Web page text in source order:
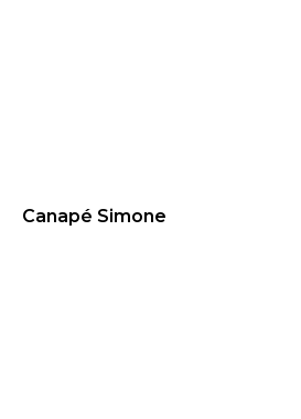
139.99€
Canapé Simone